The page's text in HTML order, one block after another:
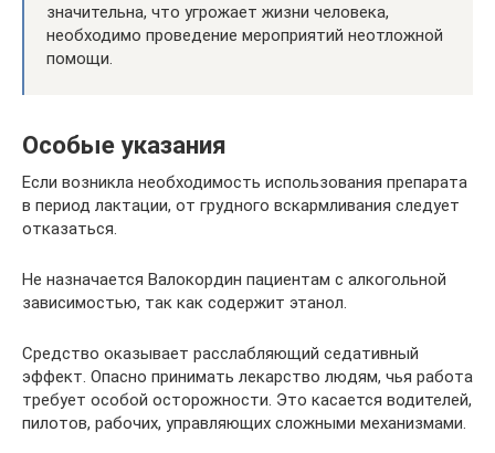
значительна, что угрожает жизни человека,
необходимо проведение мероприятий неотложной
помощи.
Особые указания
Если возникла необходимость использования препарата
в период лактации, от грудного вскармливания следует
отказаться.
Не назначается Валокордин пациентам с алкогольной
зависимостью, так как содержит этанол.
Средство оказывает расслабляющий седативный
эффект. Опасно принимать лекарство людям, чья работа
требует особой осторожности. Это касается водителей,
пилотов, рабочих, управляющих сложными механизмами.